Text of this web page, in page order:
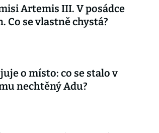
Artemis III. V posádce
Co se vlastně chystá?
o místo: co se stalo v
nechtěný Adu?